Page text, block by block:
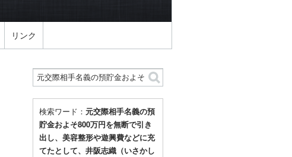
リンク
検索ワード： 元交際相手名義の預
貯金およそ800万円を無断で引き
出し、美容整形や遊興費などに充
てたとして、井阪志織（いさかし